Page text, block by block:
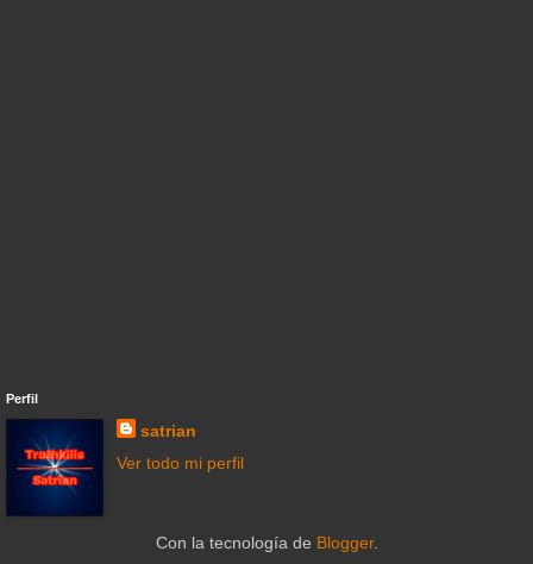
Perfil
satrian
Ver todo mi perfil
Con la tecnología de Blogger.